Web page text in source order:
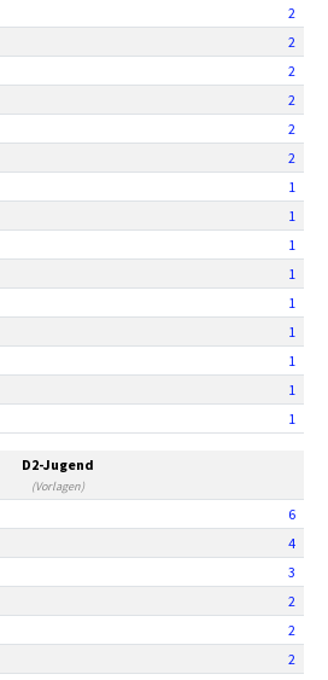
2
2
2
2
2
2
1
1
1
1
1
1
1
1
1
D2-Jugend
(Vorlagen)
6
4
3
2
2
2